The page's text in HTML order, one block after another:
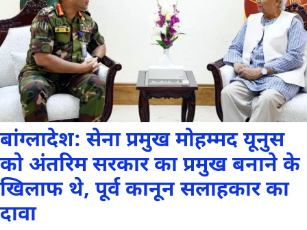
बांग्लादेश: सेना प्रमुख मोहम्मद यूनुस
को अंतरिम सरकार का प्रमुख बनाने के
खिलाफ थे, पूर्व कानून सलाहकार का
दावा